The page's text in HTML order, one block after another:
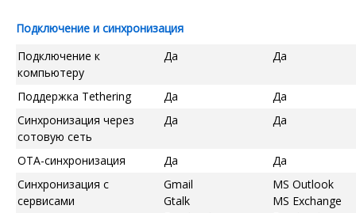
Подключение и синхронизация
Подключение к
компьютеру
Да Да
Поддержка Tethering Да
Да
Синхронизация через
сотовую сеть
Да Да
OTA-синхронизация Да
Да
Синхронизация с
сервисами
Gmail
Gtalk
MS Outlook
MS Exchange